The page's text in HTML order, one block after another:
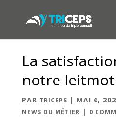
La
notre
PAR TRICEPS | MAI 6,
NEWS DU MÉTIER | 0